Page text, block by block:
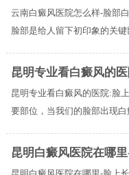
云南白癜风医院怎么样-脸部
脸部是给人留下初印象的关键
昆明专业看白癜风的
昆明专业看白癜风的医院:脸
要部位，当我们的脸部出现白
昆明白癜风医院在哪